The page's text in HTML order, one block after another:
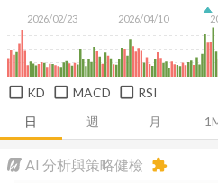
日 週 月
2026/02/23 2026/04/10
KD MACD RSI
AI 分析與策略健檢 extension